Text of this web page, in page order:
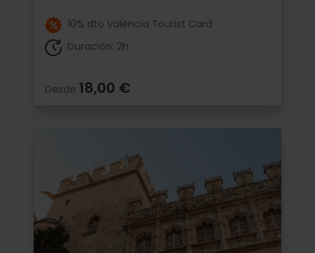
10% dto València Tourist Card
Duración: 2h
Desde 18,00 €